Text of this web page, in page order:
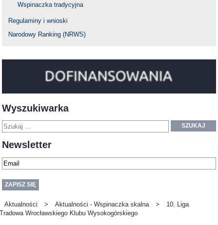
Wspinaczka tradycyjna
Regulaminy i wnioski
Narodowy Ranking (NRWS)
Wyszukiwarka
SZUKAJ
Newsletter
Aktualności > Aktualności - Wspinaczka skalna >
10. Liga
Tradowa Wrocławskiego Klubu Wysokogórskiego